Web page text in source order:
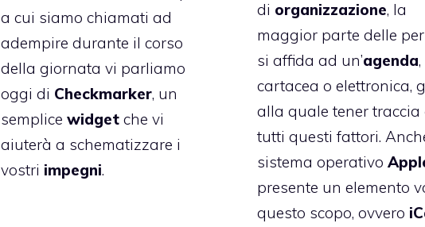
a cui siamo chiamati ad
adempire durante il corso
della giornata vi parliamo
oggi di Checkmarker, un
semplice widgetche vi
aiuterà a schematizzare i
vostri impegni.
di organizzazione, la
maggior parte delle
si affida ad un’agenda,
cartacea o elettronica,
alla quale tener traccia
tutti questi fattori.
sistema operativo
presente un elemento
questo scopo, ovvero